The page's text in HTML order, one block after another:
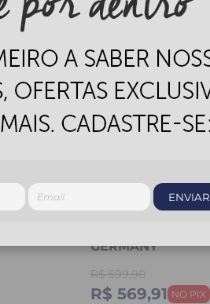
GERMANY
R$ 599,90
R$ 569,91
ENVIAR